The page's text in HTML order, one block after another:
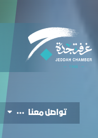
تواصل معنا - غرفة
تواصل معنا